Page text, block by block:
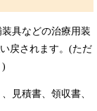
具などの治療用装
戻されます。(ただ
)
見積書、領収書、